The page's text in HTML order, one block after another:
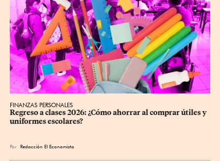
FINANZAS PERSONALES
Regreso a clases 2026: ¿Cómo ahorrar al comprar útiles y
uniformes escolares?
Por Redacción El Economista